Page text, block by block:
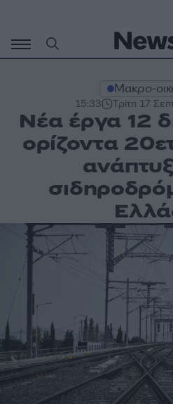
περιεχόμενο
Μακρο-
15:33 Τρίτη 17
Νέα έργα 12
ορίζοντα